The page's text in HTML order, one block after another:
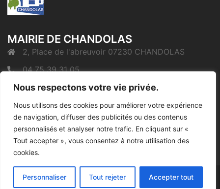
Nous respectons votre vie privée.
Nous utilisons des cookies pour améliorer votre expérience
de navigation, diffuser des publicités ou des contenus
personnalisés et analyser notre trafic. En cliquant sur «
Tout accepter », vous consentez à notre utilisation des
cookies.
Personnaliser Tout rejeter Accepter tout
MAIRIE DE CHANDOLAS
2, Place de l'abreuvoir 07230 CHANDOLAS
04 75 39 31 05
mairie@chandolas.fr
Mentions Légales
© 2026 Chandolas. Fièrement propulsé par Sydney